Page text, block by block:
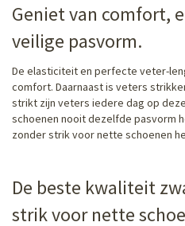
Geniet van comfort,
veilige pasvorm.
De elasticiteit en perfecte veter-
comfort. Daarnaast is veters
strikt zijn veters iedere dag op
schoenen nooit dezelfde pasvorm
zonder strik voor nette schoenen
De beste kwaliteit
strik voor nette